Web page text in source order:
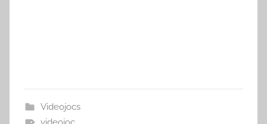
Videojocs